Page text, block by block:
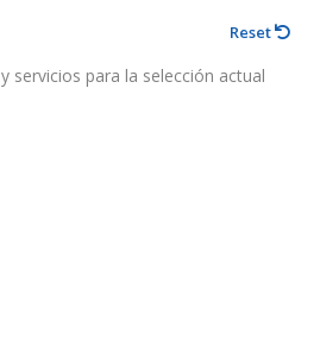
Reset
servicios para la selección actual